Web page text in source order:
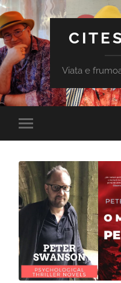
Viata e
Toggle
mobile